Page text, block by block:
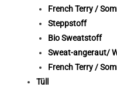
French Terry /
Steppstoff
Bio Sweatstoff
Sweat-angeraut/
French Terry /
Tüll